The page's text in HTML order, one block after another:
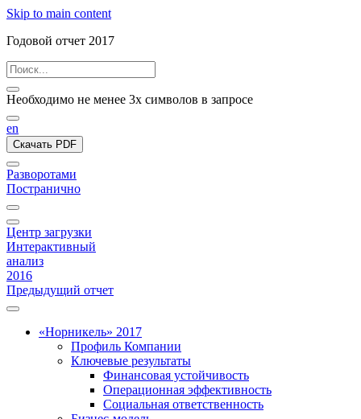
Skip to main content
Годовой отчет 2017
Необходимо не менее 3х символов в запросе
en
Скачать PDF
Разворотами
Постранично
Центр загрузки
Интерактивный
анализ
2016
Предыдущий отчет
«Норникель» 2017
Профиль Компании
Ключевые результаты
Финансовая устойчивость
Операционная эффективность
Социальная ответственность